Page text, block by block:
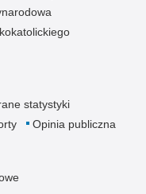
statystyki
Opinia publiczna